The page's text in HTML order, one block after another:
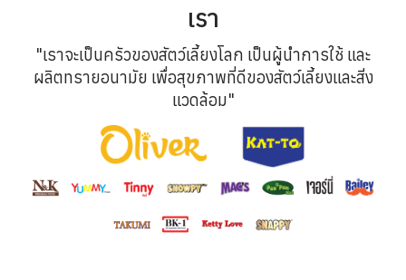
เรา
"เราจะเป็นครัวของสัตว์เลี้ยงโลก เป็นผู้นำการใช้ และ
ผลิตทรายอนามัย เพื่อสุขภาพที่ดีของสัตว์เลี้ยงและสิ่ง
แวดล้อม"